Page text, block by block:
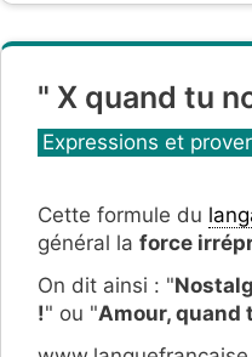
" X quand tu
Catégories
Expressions et
Cette formule du
général la force
On dit ainsi : "
!" ou "Amour, quand